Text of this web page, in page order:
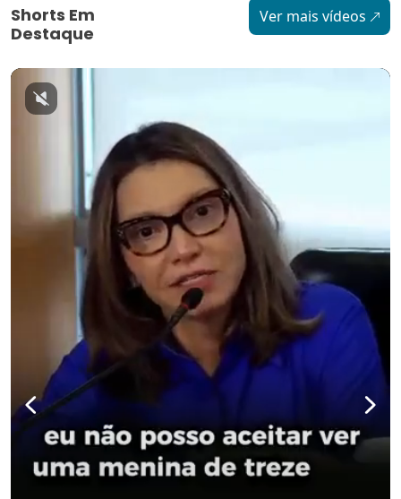
Shorts Em
Destaque
Ver mais vídeos